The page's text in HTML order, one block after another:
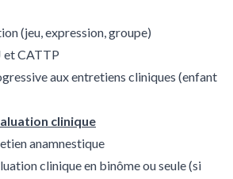
(jeu, expression, groupe)
et CATTP
aux entretiens cliniques (enfant
clinique
anamnestique
clinique en binôme ou seule (si